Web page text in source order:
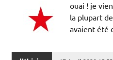
ouai ! je
la plupart
avaient été